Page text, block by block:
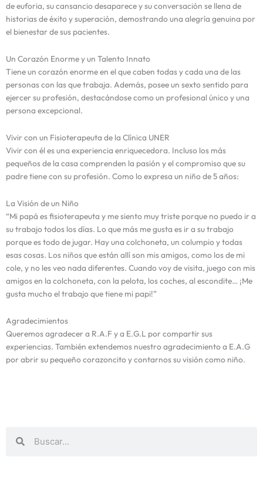
de euforia, su cansancio desaparece y su conversación se llena de
historias de éxito y superación, demostrando una alegría genuina por
el bienestar de sus pacientes.
Un Corazón Enorme y un Talento Innato
Tiene un corazón enorme en el que caben todas y cada una de las
personas con las que trabaja. Además, posee un sexto sentido para
ejercer su profesión, destacándose como un profesional único y una
persona excepcional.
Vivir con un Fisioterapeuta de la Clínica UNER
Vivir con él es una experiencia enriquecedora. Incluso los más
pequeños de la casa comprenden la pasión y el compromiso que su
padre tiene con su profesión. Como lo expresa un niño de 5 años:
La Visión de un Niño
“Mi papá es fisioterapeuta y me siento muy triste porque no puedo ir a
su trabajo todos los días. Lo que más me gusta es ir a su trabajo
porque es todo de jugar. Hay una colchoneta, un columpio y todas
esas cosas. Los niños que están allí son mis amigos, como los de mi
cole, y no les veo nada diferentes. Cuando voy de visita, juego con mis
amigos en la colchoneta, con la pelota, los coches, al escondite… ¡Me
gusta mucho el trabajo que tiene mi papi!”
Agradecimientos
Queremos agradecer a R.A.F y a E.G.L por compartir sus
experiencias. También extendemos nuestro agradecimiento a E.A.G
por abrir su pequeño corazoncito y contarnos su visión como niño.